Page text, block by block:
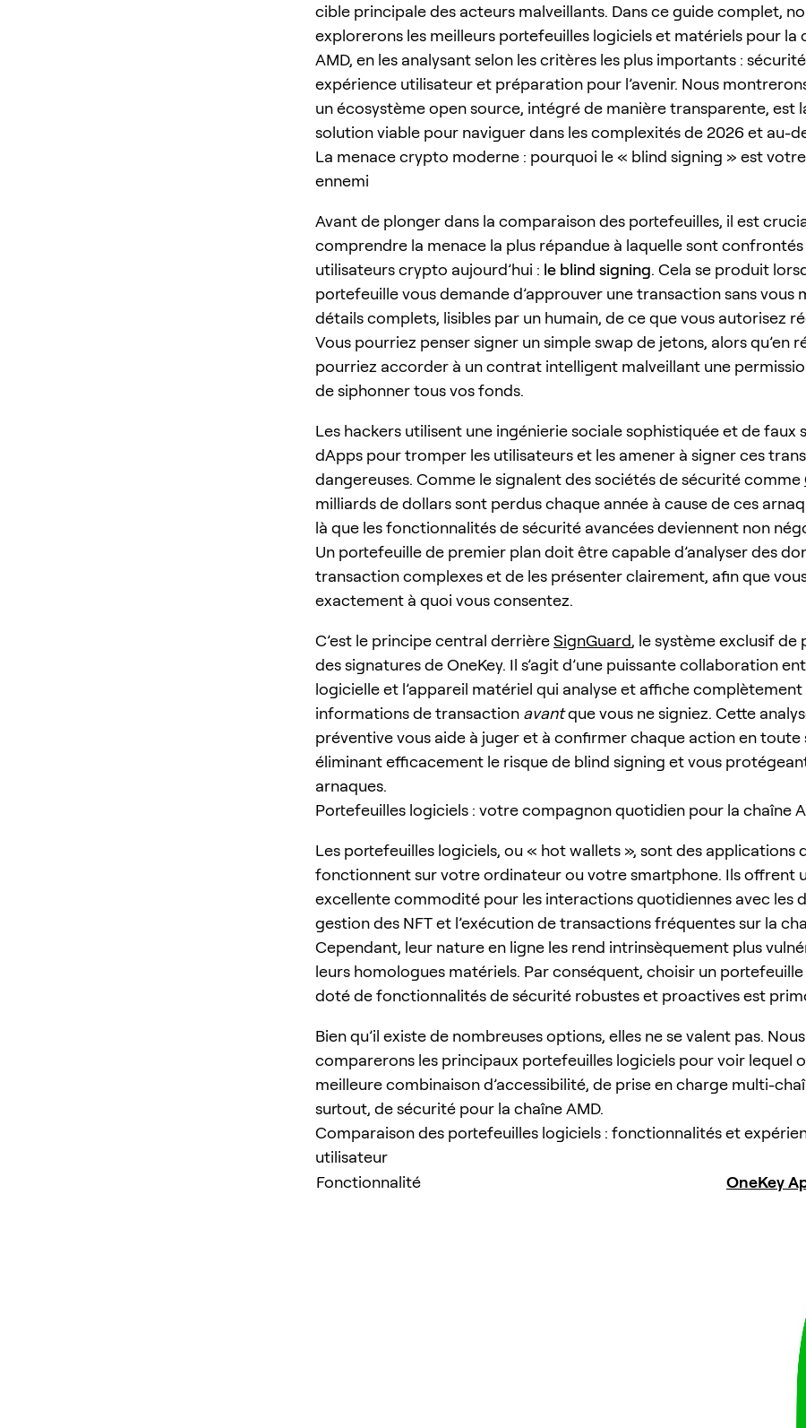
cible principale des acteurs malveillants. Dans ce guide complet,
explorerons les meilleurs portefeuilles logiciels et matériels pour la
AMD, en les analysant selon les critères les plus importants :
expérience utilisateur et préparation pour l’avenir. Nous
un écosystème open source, intégré de manière transparente, est
solution viable pour naviguer dans les complexités de 2026 et au-
La menace crypto moderne : pourquoi le « blind signing » est
ennemi
Avant de plonger dans la comparaison des portefeuilles, il est
comprendre la menace la plus répandue à laquelle sont confrontés
utilisateurs crypto aujourd’hui : le blind signing. Cela se produit
portefeuille vous demande d’approuver une transaction sans vous
détails complets, lisibles par un humain, de ce que vous autorisez
Vous pourriez penser signer un simple swap de jetons, alors qu’en
pourriez accorder à un contrat intelligent malveillant une
de siphonner tous vos fonds.
Les hackers utilisent une ingénierie sociale sophistiquée et de faux
dApps pour tromper les utilisateurs et les amener à signer ces
dangereuses. Comme le signalent des sociétés de sécurité comme
milliards de dollars sont perdus chaque année à cause de ces
là que les fonctionnalités de sécurité avancées deviennent non
Un portefeuille de premier plan doit être capable d’analyser des
transaction complexes et de les présenter clairement, afin que
exactement à quoi vous consentez.
C’est le principe central derrièreSignGuard, le système exclusif
des signatures de OneKey. Il s’agit d’une puissante collaboration
logicielle et l’appareil matériel qui analyse et affiche complètement
informations de transaction avantque vous ne signiez. Cette
préventive vous aide à juger et à confirmer chaque action en toute
éliminant efficacement le risque de blind signing et vous
arnaques.
Portefeuilles logiciels : votre compagnon quotidien pour la chaîne
Les portefeuilles logiciels, ou « hot wallets », sont des applications
fonctionnent sur votre ordinateur ou votre smartphone. Ils offrent
excellente commodité pour les interactions quotidiennes avec les
gestion des NFT et l’exécution de transactions fréquentes sur la
Cependant, leur nature en ligne les rend intrinsèquement plus
leurs homologues matériels. Par conséquent, choisir un
doté de fonctionnalités de sécurité robustes et proactives est
Bien qu’il existe de nombreuses options, elles ne se valent pas. Nous
comparerons les principaux portefeuilles logiciels pour voir lequel
meilleure combinaison d’accessibilité, de prise en charge multi-
surtout, de sécurité pour la chaîne AMD.
Comparaison des portefeuilles logiciels : fonctionnalités et
utilisateur
Fonctionnalité
OneKey